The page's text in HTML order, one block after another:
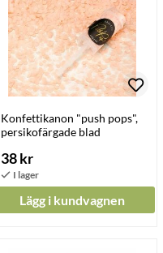
Konfettikanon "push pops",
persikofärgade blad
38 kr
Lägg i kundvagnen